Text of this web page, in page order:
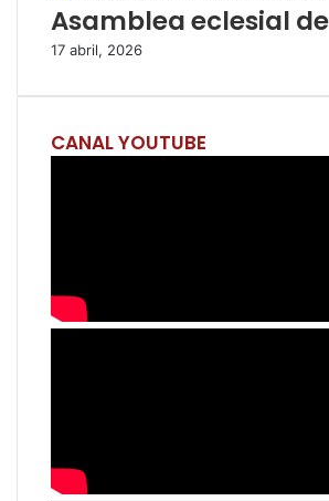
o
l
r
Asamblea eclesial
17 abril, 2026
CANAL YOUTUBE